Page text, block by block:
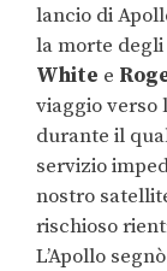
lancio di
la morte
White e
viaggio verso
durante il
servizio
nostro
rischioso
L’Apollo